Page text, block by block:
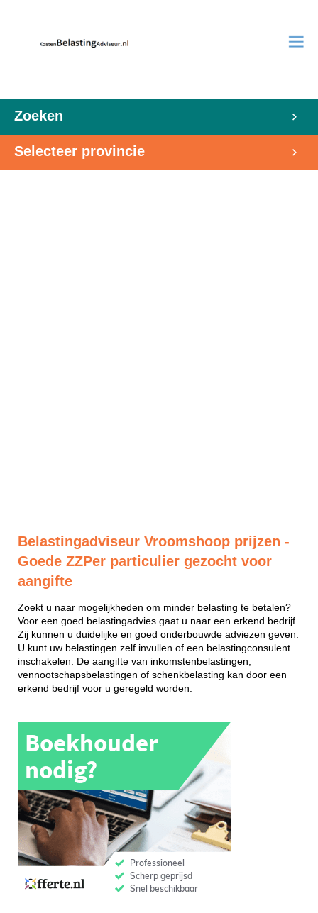
Zoeken
Selecteer provincie
Belastingadviseur Vroomshoop prijzen -
Goede ZZPer particulier gezocht voor
aangifte
Zoekt u naar mogelijkheden om minder belasting te betalen?
Voor een goed belastingadvies gaat u naar een erkend bedrijf.
Zij kunnen u duidelijke en goed onderbouwde adviezen geven.
U kunt uw belastingen zelf invullen of een belastingconsulent
inschakelen. De aangifte van inkomstenbelastingen,
vennootschapsbelastingen of schenkbelasting kan door een
erkend bedrijf voor u geregeld worden.